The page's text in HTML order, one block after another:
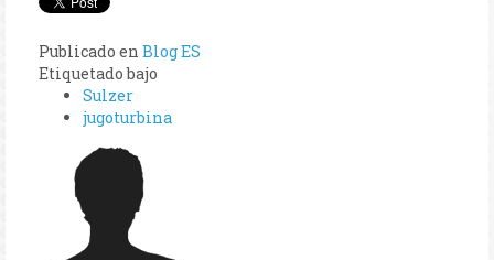
Publicado en Blog ES
Etiquetado bajo
Sulzer
jugoturbina